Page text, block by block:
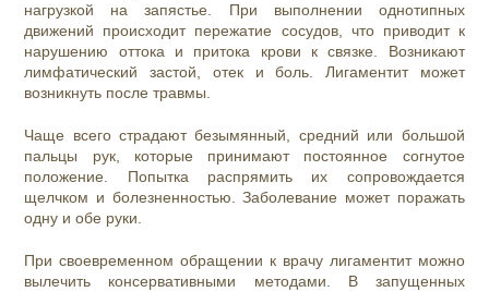
нагрузкой на запястье. При выполнении однотипных
движений происходит пережатие сосудов, что приводит к
нарушению оттока и притока крови к связке. Возникают
лимфатический застой, отек и боль. Лигаментит может
возникнуть после травмы.
Чаще всего страдают безымянный, средний или большой
пальцы рук, которые принимают постоянное согнутое
положение. Попытка распрямить их сопровождается
щелчком и болезненностью. Заболевание может поражать
одну и обе руки.
При своевременном обращении к врачу лигаментит можно
вылечить консервативными методами. В запущенных